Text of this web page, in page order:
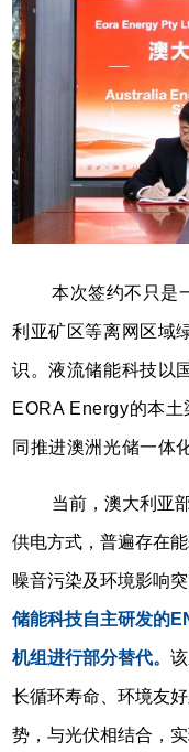
本次签约不只是
利亚矿区等离网区域
识。液流储能科技以
EORA Energy的本
同推进澳洲光储一体
当前，澳大利亚
供电方式，普遍存在
噪音污染及环境影响
储能科技自主研发的
机组进行部分替代。
长循环寿命、环境友
势，与光伏相结合，